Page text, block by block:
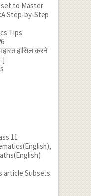
to Master
Step-by-Step
Tips
हासिल करने
11
article Subsets